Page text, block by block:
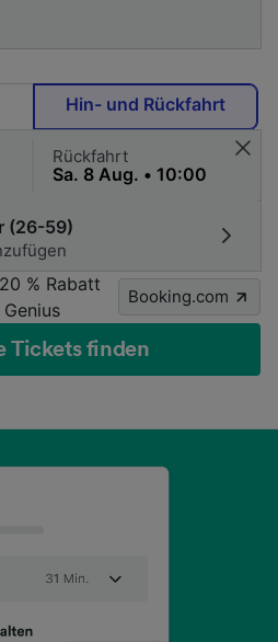
Hin- und Rückfahrt
Rückfahrt
(26-59)
% Rabatt
Booking.com
Tickets finden